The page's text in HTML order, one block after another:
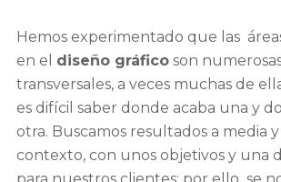
Hemos experimentado que las
en el diseño gráficoson
transversales, a veces muchas de
es difícil saber donde acaba una y
otra. Buscamos resultados a media
contexto, con unos objetivos y una